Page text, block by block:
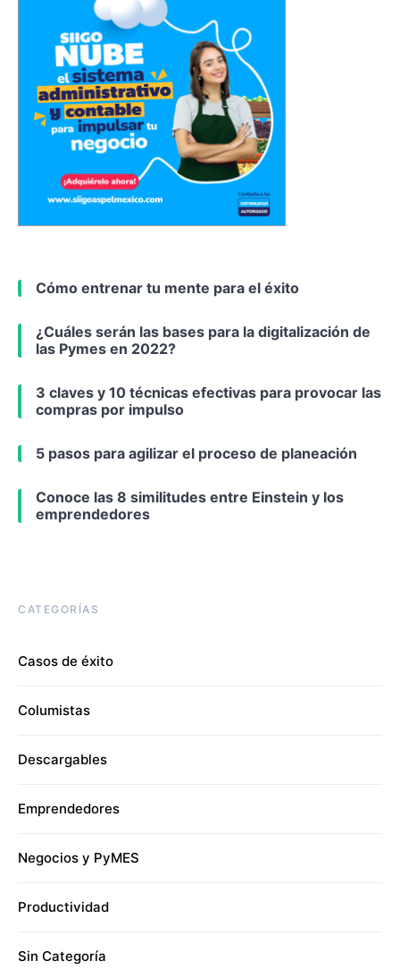
Cómo entrenar tu mente para el éxito
¿Cuáles serán las bases para la digitalización de
las Pymes en 2022?
3 claves y 10 técnicas efectivas para provocar las
compras por impulso
5 pasos para agilizar el proceso de planeación
Conoce las 8 similitudes entre Einstein y los
emprendedores
CATEGORÍAS
Casos de éxito
Columistas
Descargables
Emprendedores
Negocios y PyMES
Productividad
Sin Categoría